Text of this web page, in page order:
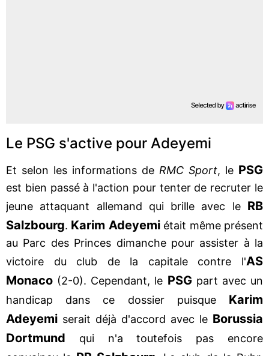
Le PSG s'active pour Adeyemi
Et selon les informations de RMC Sport, le PSG
est bien passé à l'action pour tenter de recruter le
jeune attaquant allemand qui brille avec le RB
Salzbourg. Karim Adeyemiétait même présent
au Parc des Princes dimanche pour assister à la
victoire du club de la capitale contre l'AS
Monaco (2-0). Cependant, le PSGpart avec un
handicap dans ce dossier puisque Karim
Adeyemi serait déjà d'accord avec le Borussia
Dortmund qui n'a toutefois pas encore